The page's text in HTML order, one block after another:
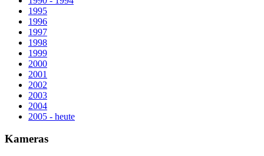
1995
1996
1997
1998
1999
2000
2001
2002
2003
2004
2005 - heute
Kameras